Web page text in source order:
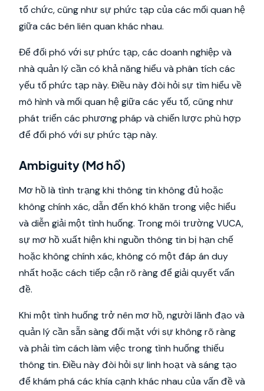
tổ chức, cũng như sự phức tạp của các mối quan hệ
giữa các bên liên quan khác nhau.
Để đối phó với sự phức tạp, các doanh nghiệp và
nhà quản lý cần có khả năng hiểu và phân tích các
yếu tố phức tạp này. Điều này đòi hỏi sự tìm hiểu về
mô hình và mối quan hệ giữa các yếu tố, cũng như
phát triển các phương pháp và chiến lược phù hợp
để đối phó với sự phức tạp này.
Ambiguity (Mơ hồ)
Mơ hồ là tình trạng khi thông tin không đủ hoặc
không chính xác, dẫn đến khó khăn trong việc hiểu
và diễn giải một tình huống. Trong môi trường VUCA,
sự mơ hồ xuất hiện khi nguồn thông tin bị hạn chế
hoặc không chính xác, không có một đáp án duy
nhất hoặc cách tiếp cận rõ ràng để giải quyết vấn
đề.
Khi một tình huống trở nên mơ hồ, người lãnh đạo và
quản lý cần sẵn sàng đối mặt với sự không rõ ràng
và phải tìm cách làm việc trong tình huống thiếu
thông tin. Điều này đòi hỏi sự linh hoạt và sáng tạo
để khám phá các khía cạnh khác nhau của vấn đề và